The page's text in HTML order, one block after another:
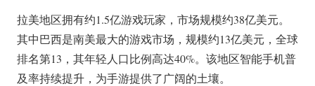
拉美地区拥有约1.5亿游戏玩家，市场规模约38亿美元。
其中巴西是南美最大的游戏市场，规模约13亿美元，全球
排名第13，其年轻人口比例高达40%。该地区智能手机普
及率持续提升，为手游提供了广阔的土壤。